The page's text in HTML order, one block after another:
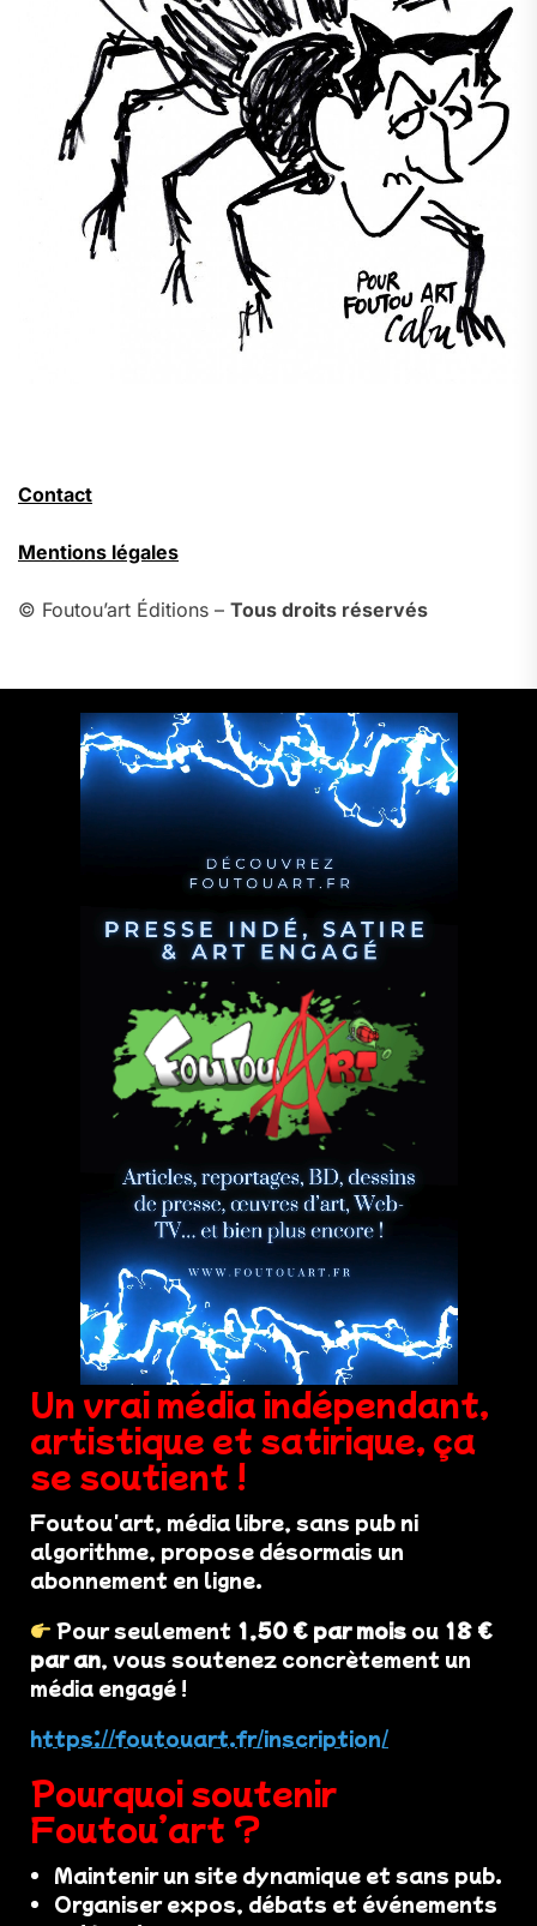
Contact
Mentions légales
© Foutou’art Éditions – Tous droits réservés
Un vrai média indépendant,
artistique et satirique, ça
se soutient !
Foutou'art, média libre, sans pub ni
algorithme, propose désormais un
abonnement en ligne.
Pour seulement 1,50 € par mois ou 18 €
par an, vous soutenez concrètement un
média engagé !
https://foutouart.fr/inscription/
Pourquoi soutenir
Foutou’art ?
Maintenir un site dynamique et sans pub.
Organiser expos, débats et événements